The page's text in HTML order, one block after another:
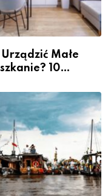
Małe
10
Bez
Remontu